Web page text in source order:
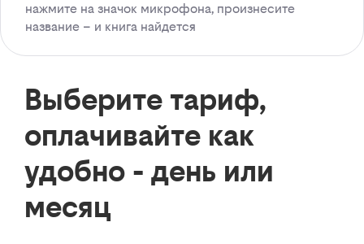
нажмите на значок микрофона, произнесите
название – и книга найдется
Выберите тариф,
оплачивайте как
удобно - день или
месяц